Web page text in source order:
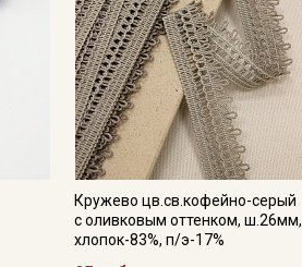
Кружево цв.св.кофейно-серый
с оливковым оттенком, ш.26мм,
хлопок-83%, п/э-17%